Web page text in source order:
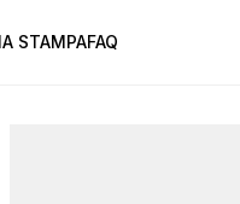
STAMPAFAQ